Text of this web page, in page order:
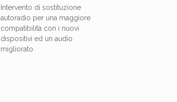
Intervento di sostituzione
autoradio per una maggiore
compatibilità con i nuovi
dispositivi ed un audio
migliorato